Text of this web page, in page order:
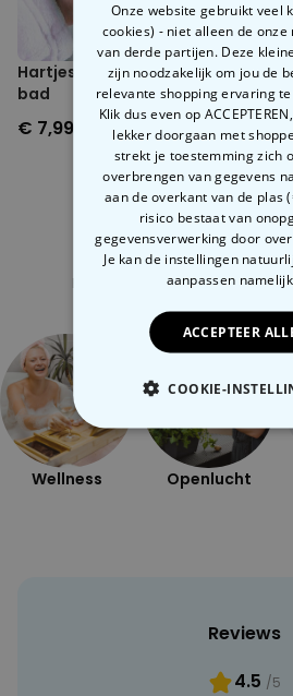
Hartjes confetti voor in
bad
€ 7,99
Dirty
€ 6,99
Gerelateerde
Bekijk onze andere categorie
Wellness Openlucht
Reviews
4.5 /5
Onze website gebruikt veel
cookies) - niet alleen de onze
van derde partijen. Deze
zijn noodzakelijk om jou de
relevante shopping ervaring
Klik dus even op
lekker doorgaan met
strekt je toestemming zich
overbrengen van gegevens
aan de overkant van de plas
risico bestaat van
gegevensverwerking door
Je kan de instellingen
aanpassen
ACCEPTEER
COOKIE-
NOODZAKELIJK
PERFORMANCE